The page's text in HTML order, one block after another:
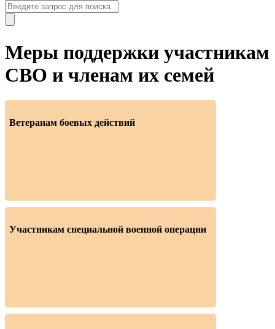
Меры поддержки участникам
СВО и членам их семей
Ветеранам боевых действий
Участникам специальной военной операции